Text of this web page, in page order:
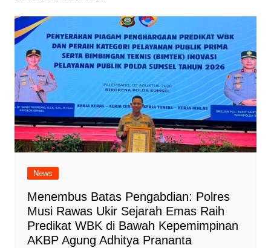
News
Menembus Batas Pengabdian: Polres
Musi Rawas Ukir Sejarah Emas Raih
Predikat WBK di Bawah Kepemimpinan
AKBP Agung Adhitya Prananta